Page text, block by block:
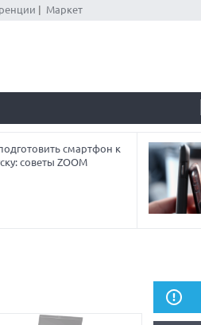
Маркет
смартфон к
советы ZOOM